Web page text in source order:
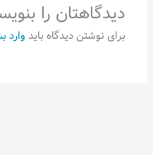
دیدگاهتان را
برای نوشتن دیدگاه باید وارد